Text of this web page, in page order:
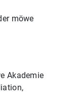
möwe
Akademie